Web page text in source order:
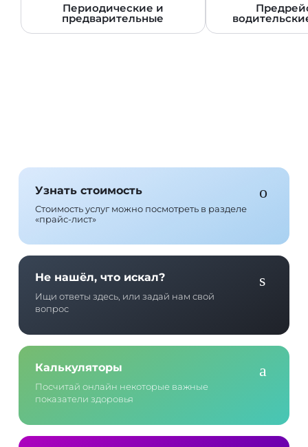
Периодические и
предварительные
Узнать стоимость
Стоимость услуг можно посмотреть в разделе
«прайс-лист»
Не нашёл, что искал?
Ищи ответы здесь, или задай нам свой
вопрос
Калькуляторы
Посчитай онлайн некоторые важные
показатели здоровья